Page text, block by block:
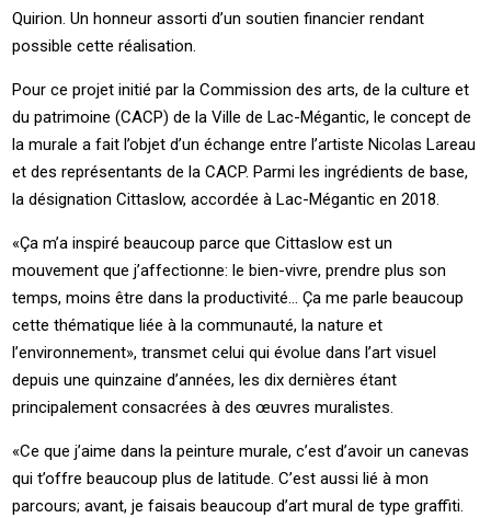
Quirion. Un honneur assorti d’un soutien financier rendant
possible cette réalisation.
Pour ce projet initié par la Commission des arts, de la culture et
du patrimoine (CACP) de la Ville de Lac-Mégantic, le concept de
la murale a fait l’objet d’un échange entre l’artiste Nicolas Lareau
et des représentants de la CACP. Parmi les ingrédients de base,
la désignation Cittaslow, accordée à Lac-Mégantic en 2018.
«Ça m’a inspiré beaucoup parce que Cittaslow est un
mouvement que j’affectionne: le bien-vivre, prendre plus son
temps, moins être dans la productivité… Ça me parle beaucoup
cette thématique liée à la communauté, la nature et
l’environnement», transmet celui qui évolue dans l’art visuel
depuis une quinzaine d’années, les dix dernières étant
principalement consacrées à des œuvres muralistes.
«Ce que j’aime dans la peinture murale, c’est d’avoir un canevas
qui t’offre beaucoup plus de latitude. C’est aussi lié à mon
parcours; avant, je faisais beaucoup d’art mural de type graffiti.